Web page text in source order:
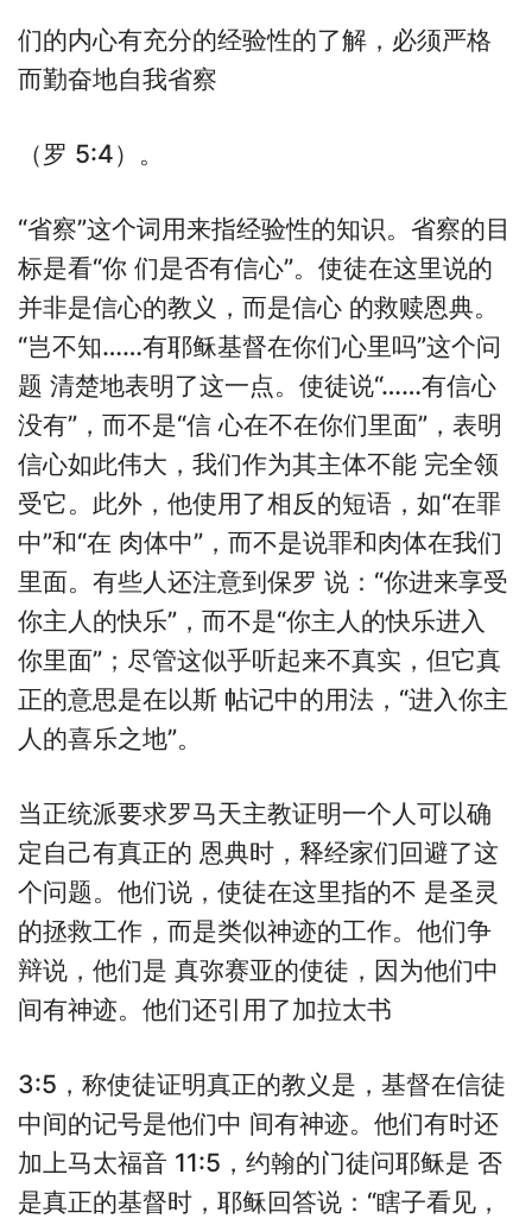
们的内心有充分的经验性的了解，必须严格
而勤奋地自我省察
（罗 5:4）。
“省察”这个词用来指经验性的知识。省察的目
标是看“你 们是否有信心”。使徒在这里说的
并非是信心的教义，而是信心 的救赎恩典。
“岂不知……有耶稣基督在你们心里吗”这个问
题 清楚地表明了这一点。使徒说“……有信心
没有”，而不是“信 心在不在你们里面”，表明
信心如此伟大，我们作为其主体不能 完全领
受它。此外，他使用了相反的短语，如“在罪
中”和“在 肉体中”，而不是说罪和肉体在我们
里面。有些人还注意到保罗 说：“你进来享受
你主人的快乐”，而不是“你主人的快乐进入
你里面”；尽管这似乎听起来不真实，但它真
正的意思是在以斯 帖记中的用法，“进入你主
人的喜乐之地”。
当正统派要求罗马天主教证明一个人可以确
定自己有真正的 恩典时，释经家们回避了这
个问题。他们说，使徒在这里指的不 是圣灵
的拯救工作，而是类似神迹的工作。他们争
辩说，他们是 真弥赛亚的使徒，因为他们中
间有神迹。他们还引用了加拉太书
3:5，称使徒证明真正的教义是，基督在信徒
中间的记号是他们中 间有神迹。他们有时还
加上马太福音 11:5，约翰的门徒问耶稣是 否
是真正的基督时，耶稣回答说：“瞎子看见，